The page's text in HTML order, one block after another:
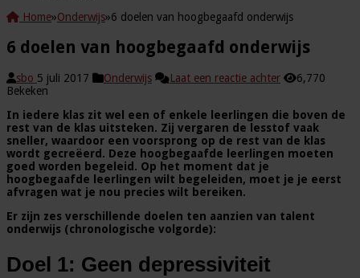
Home»Onderwijs»6 doelen van hoogbegaafd onderwijs
6 doelen van hoogbegaafd onderwijs
sbo 5 juli 2017 Onderwijs Laat een reactie achter
6,770
Bekeken
In iedere klas zit wel een of enkele leerlingen die boven de
rest van de klas uitsteken. Zij vergaren de lesstof vaak
sneller, waardoor een voorsprong op de rest van de klas
wordt gecreëerd. Deze hoogbegaafde leerlingen moeten
goed worden begeleid. Op het moment dat je
hoogbegaafde leerlingen wilt begeleiden, moet je je eerst
afvragen wat je nou precies wilt bereiken.
Er zijn zes verschillende doelen ten aanzien van talent
onderwijs (chronologische volgorde):
Doel 1: Geen depressiviteit